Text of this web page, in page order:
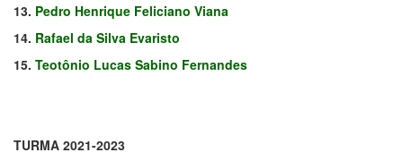
13. Pedro Henrique Feliciano Viana
14. Rafael da Silva Evaristo
15. Teotônio Lucas Sabino Fernandes
TURMA 2021-2023